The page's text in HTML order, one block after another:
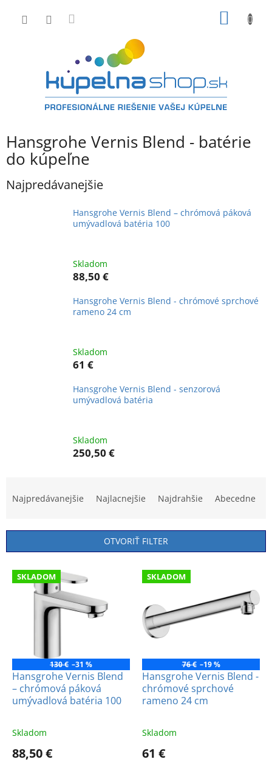
Hansgrohe Vernis Blend - batérie
do kúpeľne
Najpredávanejšie
Hansgrohe Vernis Blend – chrómová páková
umývadlová batéria 100
Skladom
88,50 €
Hansgrohe Vernis Blend - chrómové sprchové
rameno 24 cm
Skladom
61 €
Hansgrohe Vernis Blend - senzorová
umývadlová batéria
Skladom
250,50 €
n
i
o
Najpredávanejšie Najlacnejšie Najdrahšie Abecedne
OTVORIŤ FILTER
V
o
u
o
SKLADOM
130 € –31 %
Hansgrohe Vernis Blend
– chrómová páková
umývadlová batéria 100
Skladom
88,50 €
SKLADOM
76 € –19 %
Hansgrohe Vernis Blend -
chrómové sprchové
rameno 24 cm
Skladom
61 €